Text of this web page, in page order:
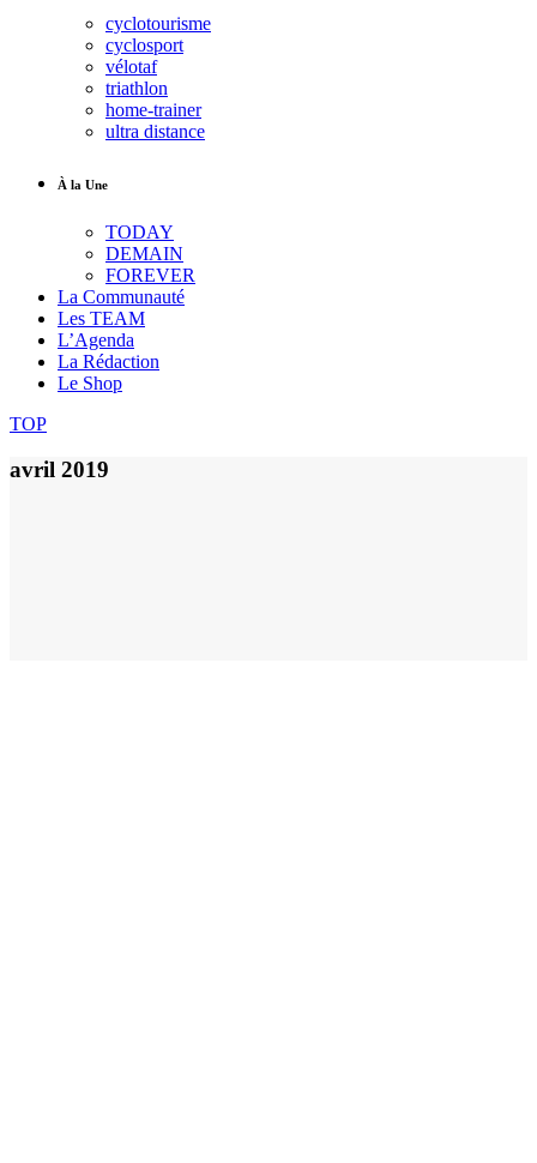
cyclotourisme
cyclosport
vélotaf
triathlon
home-trainer
ultra distance
À la Une
TODAY
DEMAIN
FOREVER
La Communauté
Les TEAM
L’Agenda
La Rédaction
Le Shop
TOP
avril 2019